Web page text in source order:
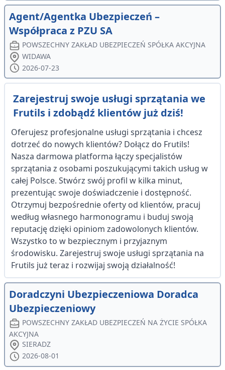
Agent/Agentka Ubezpieczeń –
Współpraca z PZU SA
POWSZECHNY ZAKŁAD UBEZPIECZEŃ SPÓŁKA AKCYJNA
WIDAWA
2026-07-23
Zarejestruj swoje usługi sprzątania we
Frutils i zdobądź klientów już dziś!
Oferujesz profesjonalne usługi sprzątania i chcesz
dotrzeć do nowych klientów? Dołącz do Frutils!
Nasza darmowa platforma łączy specjalistów
sprzątania z osobami poszukującymi takich usług w
całej Polsce. Stwórz swój profil w kilka minut,
prezentując swoje doświadczenie i dostępność.
Otrzymuj bezpośrednie oferty od klientów, pracuj
według własnego harmonogramu i buduj swoją
reputację dzięki opiniom zadowolonych klientów.
Wszystko to w bezpiecznym i przyjaznym
środowisku. Zarejestruj swoje usługi sprzątania na
Frutils już teraz i rozwijaj swoją działalność!
Doradczyni Ubezpieczeniowa Doradca
Ubezpieczeniowy
POWSZECHNY ZAKŁAD UBEZPIECZEŃ NA ŻYCIE SPÓŁKA
AKCYJNA
SIERADZ
2026-08-01